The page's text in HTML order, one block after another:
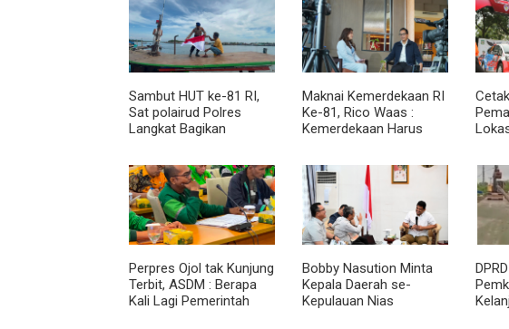
Sambut HUT ke-81 RI,
Sat polairud Polres
Langkat Bagikan
kepada Nelayan
Maknai Kemerdekaan RI
Ke-81, Rico Waas :
Kemerdekaan Harus
Lewat Peningkatan
Pelayanan Primer
Perpres Ojol tak Kunjung
Terbit, ASDM : Berapa
Kali Lagi Pemerintah
Bobby Nasution Minta
Kepala Daerah se-
Kepulauan Nias